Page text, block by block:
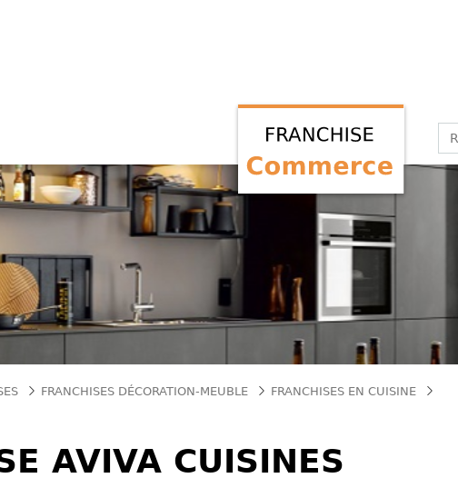
FRANCHISES DÉCORATION-MEUBLE
FRANCHISES EN CUISINE
AVIVA CUISINES